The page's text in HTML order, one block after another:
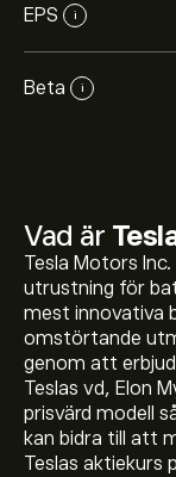
EPS i
Beta i
Vad är
Tesla Motors
utrustning för
mest innovativa
omstörtande
genom att
Teslas vd, Elon
prisvärd modell
kan bidra till att
Teslas aktiekurs